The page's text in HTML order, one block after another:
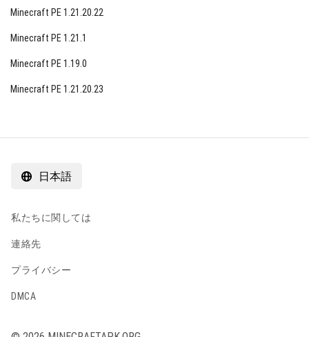
また、Minecraft 1.11.0.1では、パトロールが地図上
ランダムな集落を探しています。
は、戦闘の準備をしてください。5人のマルウェア
トレードに参加するのが格段に簡単になりました！
いれば割引を受けることさえできます。
取引がどれだけ利益が出たかに応じて、住民も経験
を積むことができるようになりました。
Minecraft PE 1.21.20.22
Minecraft PE 1.21.1
Minecraft PE 1.19.0
Minecraft PE 1.21.20.23
日本語
私たちに関しては
連絡先
プライバシー
DMCA